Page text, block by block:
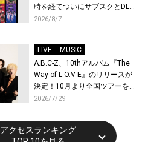
時を経てついにサブスクとDL
配信が解禁！
2026/8/7
LIVE
MUSIC
A.B.C-Z、10thアルバム『The
Way of L.O.V-E』のリリースが
決定！10月より全国ツアーを
開催！
2026/7/29
アクセスランキング